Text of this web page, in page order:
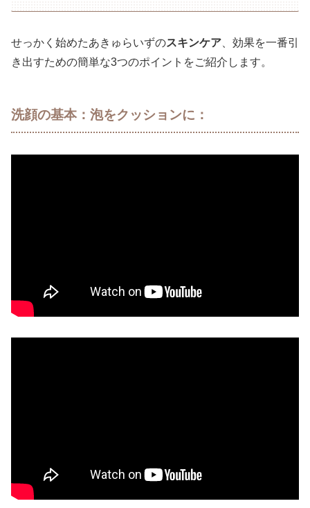
せっかく始めたあきゅらいずのスキンケア 、効果を一番引
き出すための簡単な3つのポイントをご紹介します。
洗顔の基本：泡をクッションに ：